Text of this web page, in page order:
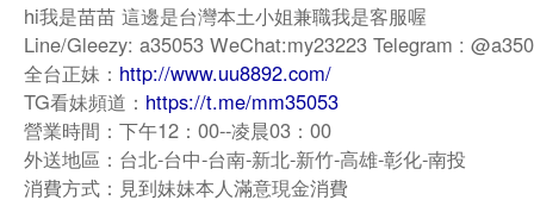
hi我是苗苗 這邊是台灣本土小姐兼職我是客服喔
Line/Gleezy: a35053 WeChat:my23223 Telegram :
全台正妹： http://www.uu8892.com/
TG看妹頻道： https://t.me/mm35053
營業時間：下午12：00--凌晨03：00
外送地區：台北-台中-台南-新北-新竹-高雄-彰化-南投
消費方式：見到妹妹本人滿意現金消費